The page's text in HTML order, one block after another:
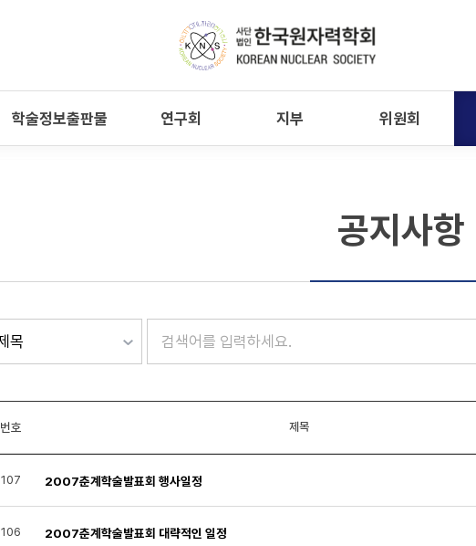
학술정보출판물 연구회 지부 위원회
공지사항
번호 제목
107 2007춘계학술발표회 행사일정
106 2007춘계학술발표회 대략적인 일정